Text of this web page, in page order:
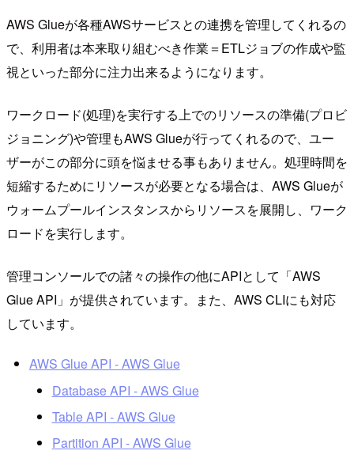
AWS Glueが各種AWSサービスとの連携を管理してくれるの
で、利用者は本来取り組むべき作業＝ETLジョブの作成や監
視といった部分に注力出来るようになります。
ワークロード(処理)を実行する上でのリソースの準備(プロビ
ジョニング)や管理もAWS Glueが行ってくれるので、ユー
ザーがこの部分に頭を悩ませる事もありません。処理時間を
短縮するためにリソースが必要となる場合は、AWS Glueが
ウォームプールインスタンスからリソースを展開し、ワーク
ロードを実行します。
管理コンソールでの諸々の操作の他にAPIとして「AWS
Glue API」が提供されています。また、AWS CLIにも対応
しています。
AWS Glue API - AWS Glue
Database API - AWS Glue
Table API - AWS Glue
Partition API - AWS Glue